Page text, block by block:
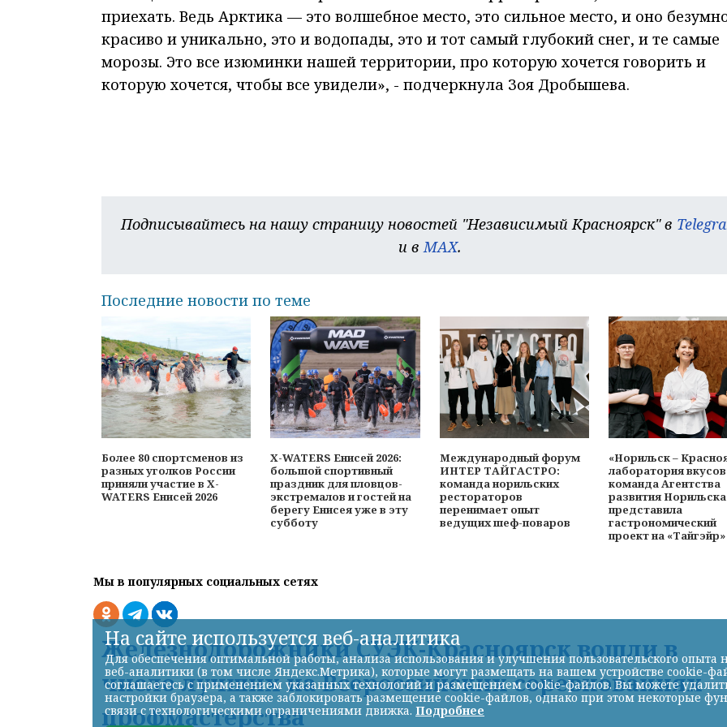
приехать. Ведь Арктика — это волшебное место, это сильное место, и оно
красиво и уникально, это и водопады, это и тот самый глубокий снег, и те самые
морозы. Это все изюминки нашей территории, про которую хочется говорить и
которую хочется, чтобы все увидели», - подчеркнула Зоя Дробышева.
Подписывайтесь на нашу страницу новостей "Независимый Красноярск" в
и вMAX.
Последние новости по теме
Более 80 спортсменов из
разных уголков России
приняли участие в X-
WATERS Енисей 2026
X-WATERS Енисей 2026:
большой спортивный
праздник для пловцов-
экстремалов и гостей на
берегу Енисея уже в эту
субботу
Международный форум
ИНТЕР ТАЙГАСТРО:
команда норильских
рестораторов
перенимает опыт
ведущих шеф-поваров
«Норильск –
лаборатория
команда Агентства
развития Норильска
представила
гастрономический
проект на
Мы в популярных социальных сетях
Железнодорожники СУЭК-Красноярск вошли в
число лучших на Всероссийских соревнованиях
профмастерства
На сайте используется веб-аналитика
Для обеспечения оптимальной работы, анализа использования и улучшения пользовательского опыта
веб-аналитики (в том числе Яндекс.Метрика), которые могут размещать на вашем устройстве cookie-
соглашаетесь с применением указанных технологий и размещением cookie-файлов. Вы можете
настройки браузера, а также заблокировать размещение cookie-файлов, однако при этом некоторые
связи с технологическими ограничениями движка. Подробнее